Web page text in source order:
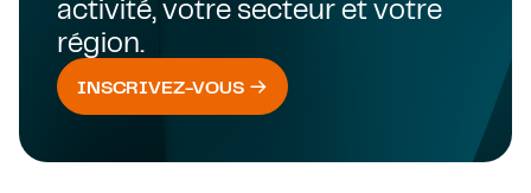
activité, votre secteur et votre
région.
INSCRIVEZ-VOUS